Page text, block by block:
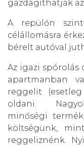
gazdagíthatják
A repülőn
célállomásra
bérelt autóval
Az igazi spórolás
apartmanban
reggelit
oldani.
minőségi
költségünk,
reggeliznénk.